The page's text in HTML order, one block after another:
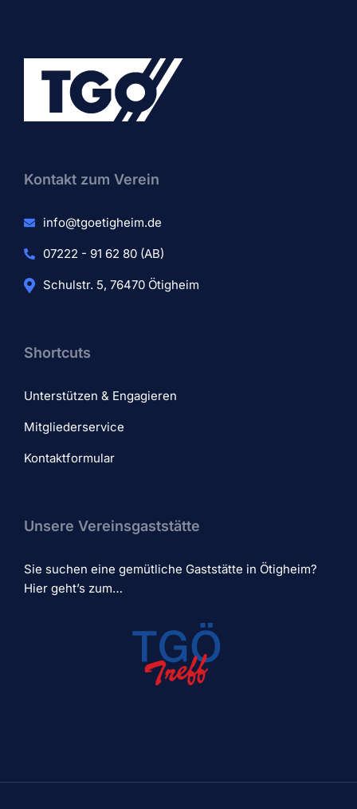
Kontakt zum Verein​
info@tgoetigheim.de
07222 - 91 62 80 (AB)
Schulstr. 5, 76470 Ötigheim
Shortcuts
Unterstützen & Engagieren
Mitgliederservice
Kontaktformular
Unsere Vereinsgaststätte
Sie suchen eine gemütliche Gaststätte in Ötigheim?
Hier geht’s zum…